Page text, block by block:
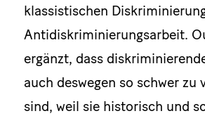
klassistischen
Antidiskriminierungsarbeit.
ergänzt, dass
auch deswegen so schwer zu
sind, weil sie historisch und